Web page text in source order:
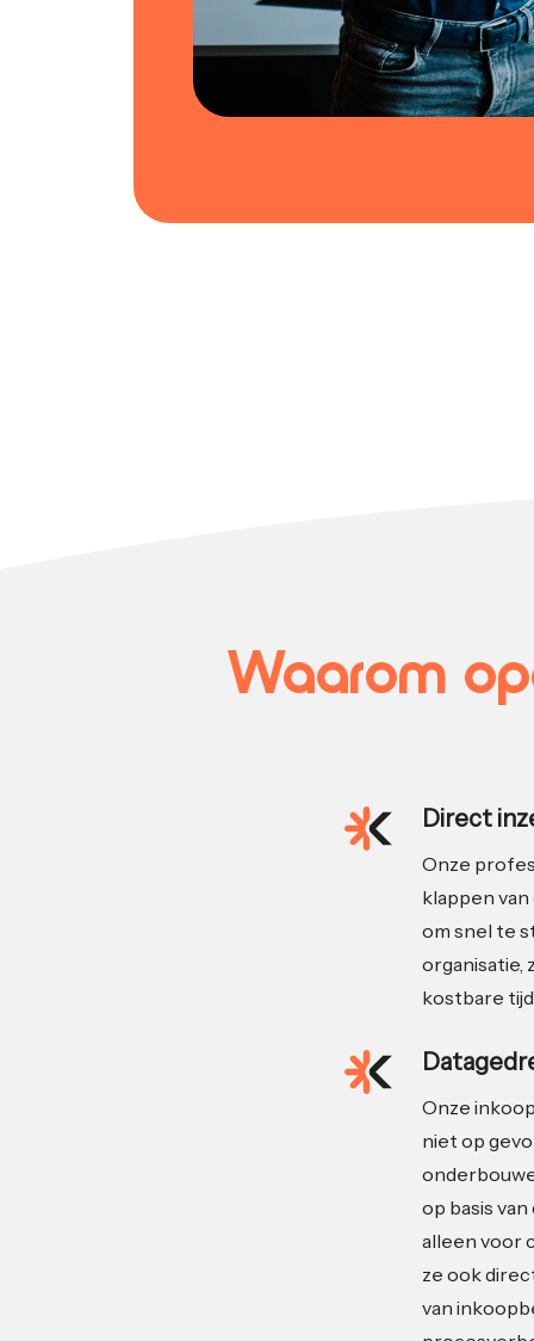
Waarom
Direct
Onze
klappen van
om snel te
organisatie,
kostbare
Onze
niet op
op basis
alleen voor
ze ook
van